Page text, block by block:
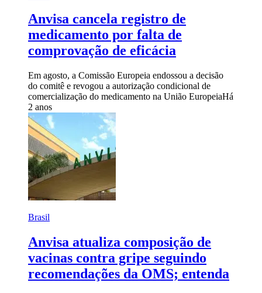
Anvisa cancela registro de
medicamento por falta de
comprovação de eficácia
Em agosto, a Comissão Europeia endossou a decisão
do comitê e revogou a autorização condicional de
comercialização do medicamento na União EuropeiaHá
2 anos
Brasil
Anvisa atualiza composição de
vacinas contra gripe seguindo
recomendações da OMS; entenda